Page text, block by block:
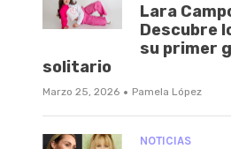
Lara
Descubre
su primer
solitario
Marzo 25, 2026 · Pamela López
NOTICIAS